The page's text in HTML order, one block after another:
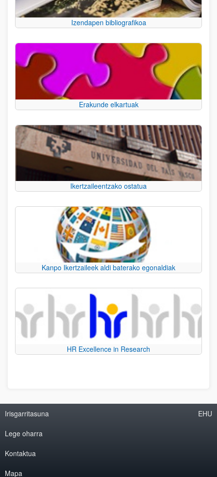
Izendapen bibliografikoa
Erakunde elkartuak
Ikertzaileentzako ostatua
Kanpo Ikertzaileek aldi baterako egonaldiak
HR Excellence in Research
Irisgarritasuna
Lege oharra
Kontaktua
Mapa
EHU